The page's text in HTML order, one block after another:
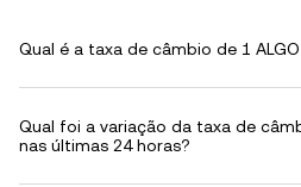
Qual é a taxa de câmbio de 1
Qual foi a variação da taxa de
nas últimas 24 horas?